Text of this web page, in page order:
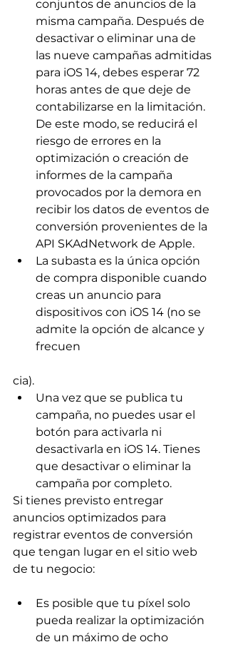
conjuntos de anuncios de la
misma campaña. Después de
desactivar o eliminar una de
las nueve campañas admitidas
para iOS 14, debes esperar 72
horas antes de que deje de
contabilizarse en la limitación.
De este modo, se reducirá el
riesgo de errores en la
optimización o creación de
informes de la campaña
provocados por la demora en
recibir los datos de eventos de
conversión provenientes de la
API SKAdNetwork de Apple.
La subasta es la única opción
de compra disponible cuando
creas un anuncio para
dispositivos con iOS 14 (no se
admite la opción de alcance y
frecuen
cia).
Una vez que se publica tu
campaña, no puedes usar el
botón para activarla ni
desactivarla en iOS 14. Tienes
que desactivar o eliminar la
campaña por completo.
Si tienes previsto entregar
anuncios optimizados para
registrar eventos de conversión
que tengan lugar en el sitio web
de tu negocio:
Es posible que tu píxel solo
pueda realizar la optimización
de un máximo de ocho